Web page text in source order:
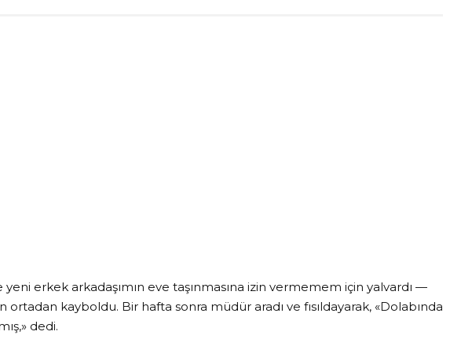
yeni erkek arkadaşımın eve taşınmasına izin vermemem için yalvardı —
ortadan kayboldu. Bir hafta sonra müdür aradı ve fısıldayarak, «Dolabında
dedi.